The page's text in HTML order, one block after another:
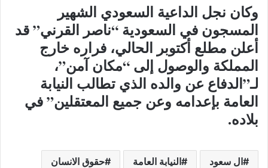
وكان نجل الداعية السعودي الشهير
المسجون في السعودية “ناصر القرني” قد
أعلن مطلع أكتوبر الحالي، فراره خارج
المملكة والوصول إلى “مكان آمن”،
لـ”الدفاع عن والده الذي تطالب النيابة
العامة بإعدامه وعن جميع المعتقلين” في
بلاده.
ال سعود النيابة العامة حقوق الانسان